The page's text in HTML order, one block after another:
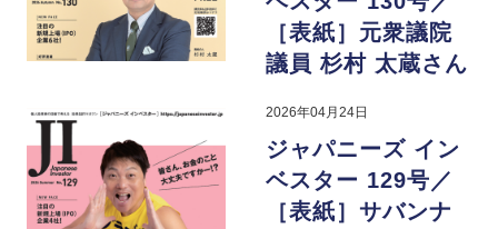
［表紙］元衆議院
議員 杉村 太蔵さん
2026年04月24日
ジャパニーズ イン
ベスター 129号／
［表紙］サバンナ